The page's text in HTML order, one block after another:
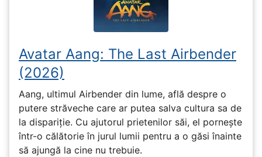
Avatar Aang: The Last Airbender
(2026)
Aang, ultimul Airbender din lume, află despre o
putere străveche care ar putea salva cultura sa de
la dispariție. Cu ajutorul prietenilor săi, el pornește
într-o călătorie în jurul lumii pentru a o găsi înainte
să ajungă la cine nu trebuie.